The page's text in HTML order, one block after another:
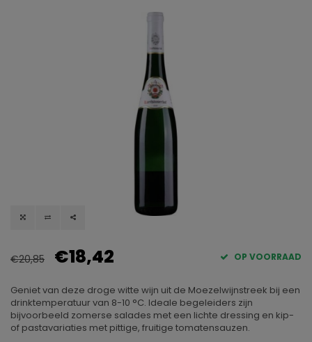
€20,85 €18,42 OP VOORRAAD
Geniet van deze droge witte wijn uit de Moezelwijnstreek bij een
drinktemperatuur van 8-10 °C. Ideale begeleiders zijn
bijvoorbeeld zomerse salades met een lichte dressing en kip-
of pastavariaties met pittige, fruitige tomatensauzen.